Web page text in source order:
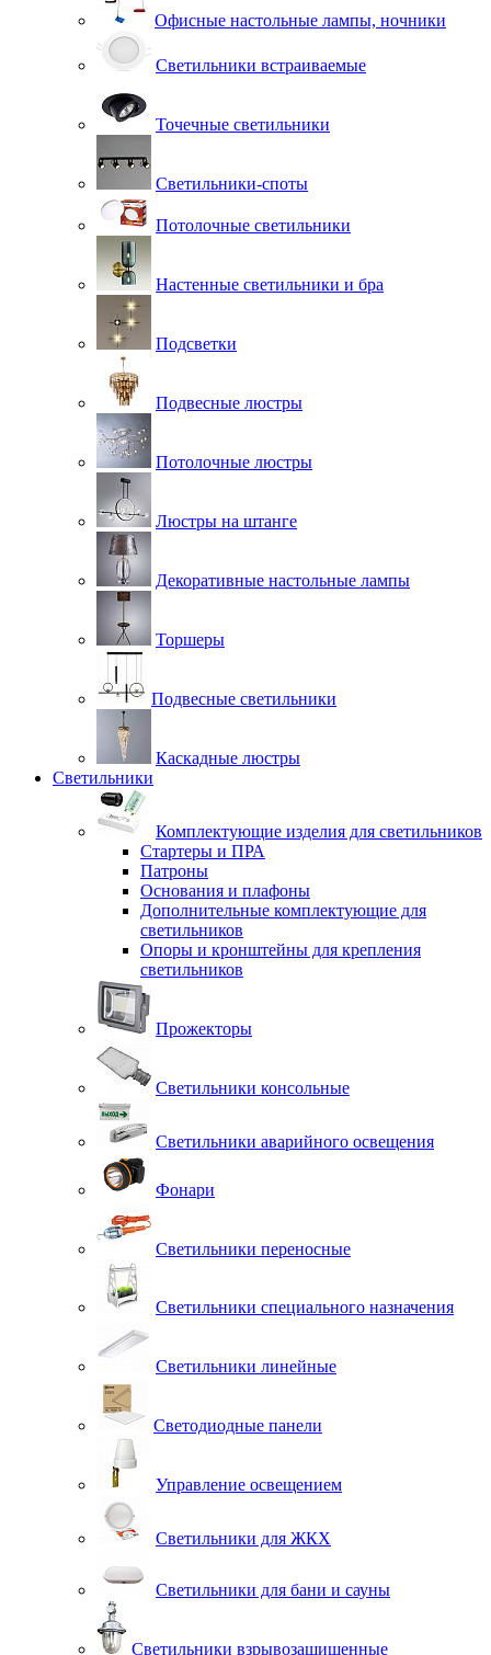
Офисные настольные лампы, ночники
Светильники встраиваемые
Точечные светильники
Светильники-споты
Потолочные светильники
Настенные светильники и бра
Подсветки
Подвесные люстры
Потолочные люстры
Люстры на штанге
Декоративные настольные лампы
Торшеры
Подвесные светильники
Каскадные люстры
Светильники
Комплектующие изделия для светильников
Стартеры и ПРА
Патроны
Основания и плафоны
Дополнительные комплектующие для
светильников
Опоры и кронштейны для крепления
светильников
Прожекторы
Светильники консольные
Светильники аварийного освещения
Фонари
Светильники переносные
Светильники специального назначения
Светильники линейные
Светодиодные панели
Управление освещением
Светильники для ЖКХ
Светильники для бани и сауны
Светильники взрывозащищенные